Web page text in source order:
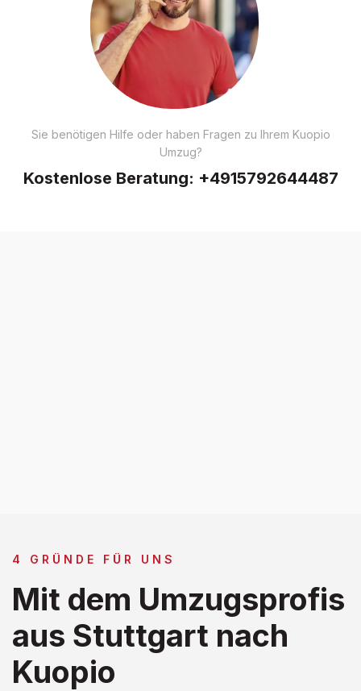
Sie benötigen Hilfe oder haben Fragen zu Ihrem Kuopio
Umzug?
Kostenlose Beratung: +4915792644487
4 GRÜNDE FÜR UNS
Mit dem Umzugsprofis
aus Stuttgart nach
Kuopio